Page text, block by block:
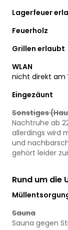
Lagerfeuer
Feuerholz
Grillen erlaubt
WLAN
nicht direkt am
Eingezäunt
Sonstiges
Nachtruhe ab
allerdings wird
und
gehört leider
Rund um die
Sauna
Sauna gegen